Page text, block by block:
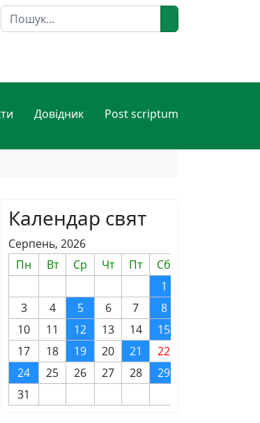
Пошук
Довідник Post scriptum
Календар свят
Серпень, 2026
Пн
Вт Ср Чт Пт Сб
1
3
4 5 6 7 8
10
11 12 13 14 15
17
18 19 20 21 22
24
25 26 27 28 29
31